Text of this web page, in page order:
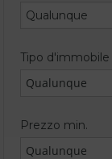
Tipo d'immobile
Qualunque
Prezzo min.
Qualunque